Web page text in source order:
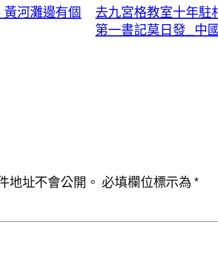
河灘邊有個
去九宮格教室十年
第一書記莫日發_中
地址不會公開。 必填欄位標示為*